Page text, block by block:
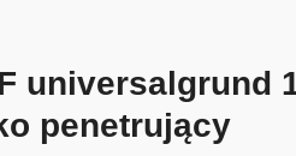
universalgrund
penetrujący